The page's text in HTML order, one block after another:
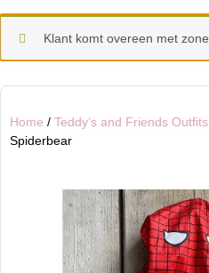
Klant komt overeen met
Home / Teddy’s and Friends Outfits
Spiderbear